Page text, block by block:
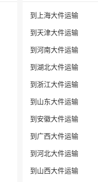
到上海大件运输
到天津大件运输
到河南大件运输
到湖北大件运输
到浙江大件运输
到山东大件运输
到安徽大件运输
到广西大件运输
到河北大件运输
到山西大件运输